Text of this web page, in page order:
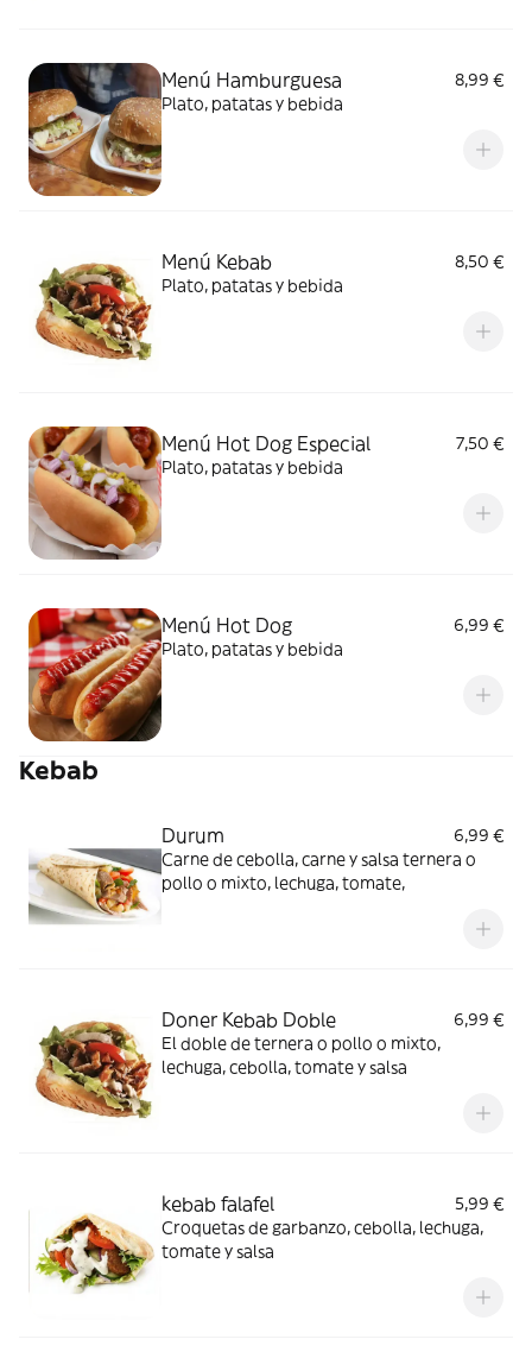
Menú Hamburguesa
8,99 €
Plato, patatas y bebida
Menú Kebab
8,50 €
Plato, patatas y bebida
Menú Hot Dog Especial
7,50 €
Plato, patatas y bebida
Menú Hot Dog
6,99 €
Plato, patatas y bebida
Kebab
Durum
6,99 €
Carne de cebolla, carne y salsa ternera o
pollo o mixto, lechuga, tomate,
Doner Kebab Doble
6,99 €
El doble de ternera o pollo o mixto,
lechuga, cebolla, tomate y salsa
kebab falafel
5,99 €
Croquetas de garbanzo, cebolla, lechuga,
tomate y salsa